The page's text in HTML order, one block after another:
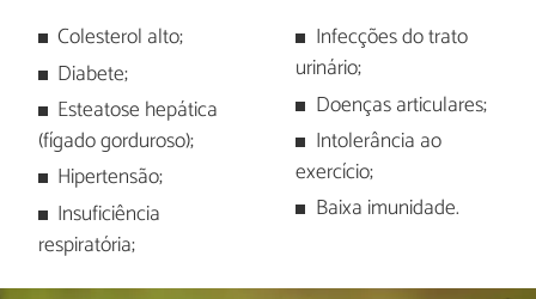
Colesterol alto;
Diabete;
Esteatose hepática
(fígado gorduroso);
Hipertensão;
Insuficiência
respiratória;
Infecções do trato
urinário;
Doenças articulares;
Intolerância ao
exercício;
Baixa imunidade.